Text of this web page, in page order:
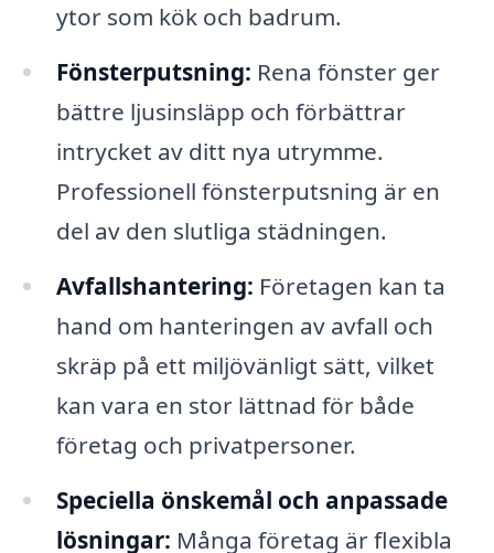
ytor som kök och badrum.
Fönsterputsning: Rena fönster ger
bättre ljusinsläpp och förbättrar
intrycket av ditt nya utrymme.
Professionell fönsterputsning är en
del av den slutliga städningen.
Avfallshantering: Företagen kan ta
hand om hanteringen av avfall och
skräp på ett miljövänligt sätt, vilket
kan vara en stor lättnad för både
företag och privatpersoner.
Speciella önskemål och anpassade
lösningar: Många företag är flexibla